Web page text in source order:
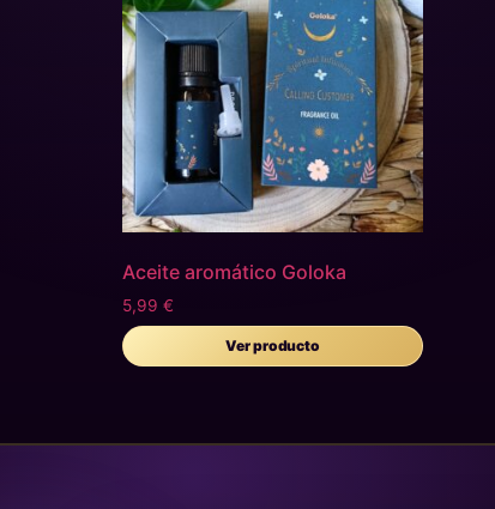
Aceite aromático Goloka
5,99 €
Ver producto